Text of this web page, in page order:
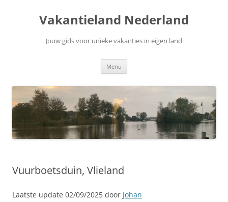
Vakantieland Nederland
Jouw gids voor unieke vakanties in eigen land
Menu
Vuurboetsduin, Vlieland
Laatste update 02/09/2025 door Johan